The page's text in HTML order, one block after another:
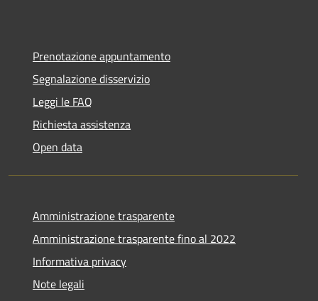
Prenotazione appuntamento
Segnalazione disservizio
Leggi le FAQ
Richiesta assistenza
Open data
Amministrazione trasparente
Amministrazione trasparente fino al 2022
Informativa privacy
Note legali